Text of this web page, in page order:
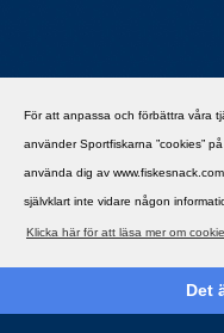
För att anpassa och förbättra våra
använder Sportfiskarna ”cookies”
använda dig av
självklart inte vidare någon
Klicka här för att läsa mer om
Det